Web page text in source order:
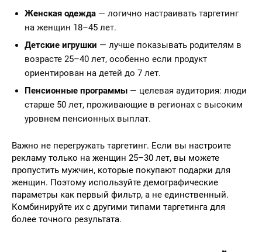
Женская одежда — логично настраивать таргетинг
на женщин 18–45 лет.
Детские игрушки — лучше показывать родителям в
возрасте 25–40 лет, особенно если продукт
ориентирован на детей до 7 лет.
Пенсионные программы — целевая аудитория: люди
старше 50 лет, проживающие в регионах с высоким
уровнем пенсионных выплат.
Важно не перегружать таргетинг. Если вы настроите
рекламу только на женщин 25–30 лет, вы можете
пропустить мужчин, которые покупают подарки для
женщин. Поэтому используйте демографические
параметры как первый фильтр, а не единственный.
Комбинируйте их с другими типами таргетинга для
более точного результата.